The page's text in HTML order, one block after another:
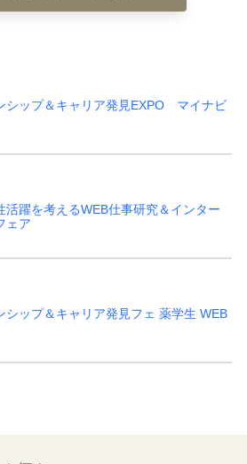
シップ＆キャリア発見EXPO マイナビ
活躍を考えるWEB仕事研究＆インター
ェア
シップ＆キャリア発見フェ 薬学生 WEB